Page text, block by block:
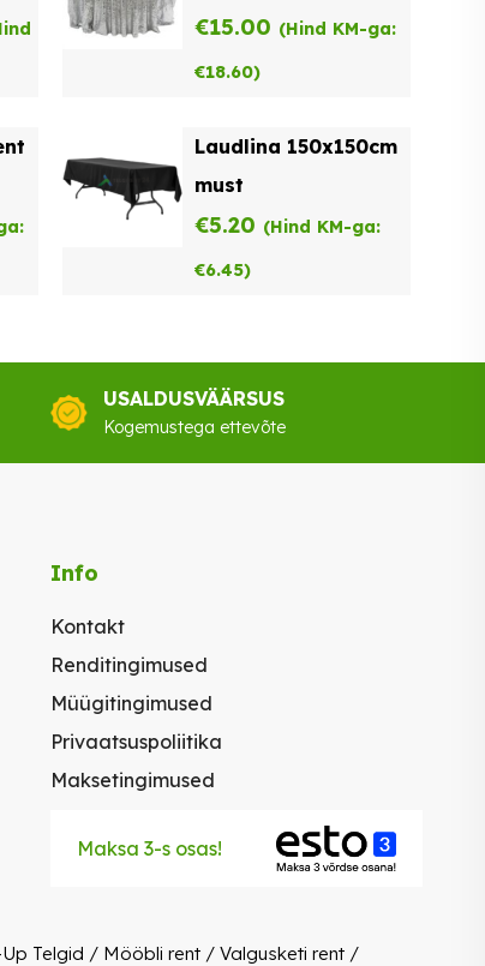
€15.00 (Hind KM-ga:
€18.60)
Laudlina 150x150cm
must
€5.20 (Hind KM-ga:
€6.45)
USALDUSVÄÄRSUS
Kogemustega ettevõte
Info
Kontakt
Renditingimused
Müügitingimused
Privaatsuspoliitika
Maksetingimused
Maksa 3-s osas!
Telgid / Mööbli rent / Valgusketi rent /